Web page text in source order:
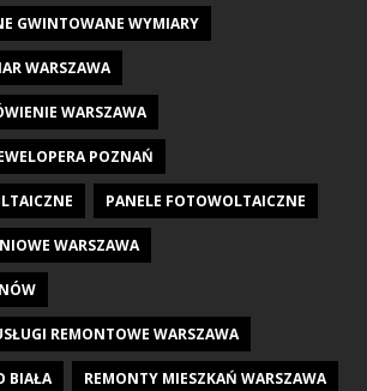
GWINTOWANE WYMIARY
WARSZAWA
WARSZAWA
POZNAŃ
PANELE FOTOWOLTAICZNE
WARSZAWA
REMONTOWE WARSZAWA
BIAŁA REMONTY MIESZKAŃ WARSZAWA